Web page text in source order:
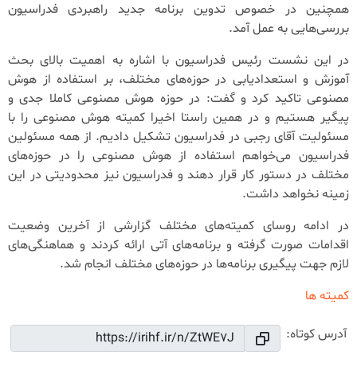
همچنین در خصوص تدوین برنامه جدید راهبردی فدراسیون
بررسی‌هایی به عمل آمد.
در این نشست رئیس فدراسیون با اشاره به اهمیت بالای بحث
آموزش و استعدادیابی در حوزه‌های مختلف، بر استفاده از هوش
مصنوعی تاکید کرد و گفت: در حوزه هوش مصنوعی کاملا جدی و
پیگیر هستیم و در همین راستا اخیرا کمیته هوش مصنوعی را با
مسئولیت آقای رجبی در فدراسیون تشکیل دادیم. از همه مسئولین
فدراسیون می‌خواهم استفاده از هوش مصنوعی را در حوزه‌های
مختلف در دستور کار قرار دهند و فدراسیون نیز محدودیتی در این
زمینه نخواهد داشت.
در ادامه روسای کمیته‌های مختلف گزارشی از آخرین وضعیت
اقدامات صورت گرفته و برنامه‌های آتی ارائه کردند و هماهنگی‌های
لازم جهت پیگیری برنامه‌ها در حوزه‌های مختلف انجام شد.
کمیته ها
آدرس کوتاه: